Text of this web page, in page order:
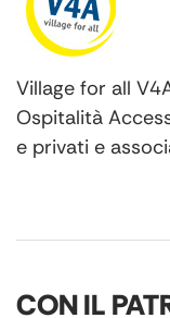
Village for all
Ospitalità
e privati e
CON IL